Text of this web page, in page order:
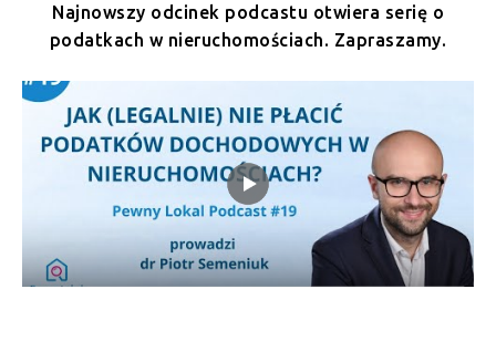
Najnowszy odcinek podcastu otwiera serię o
podatkach w nieruchomościach. Zapraszamy.